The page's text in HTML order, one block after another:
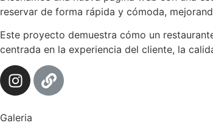
reservar de forma rápida y cómoda,
Este proyecto demuestra cómo un
centrada en la experiencia del cliente, la
Galeria